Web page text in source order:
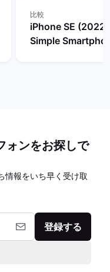
比較
iPhone SE
Simple
ォンをお探しで
情報をいち早く受け取
登録する